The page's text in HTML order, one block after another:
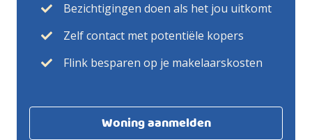
Bezichtigingen doen als het jou uitkomt
Zelf contact met potentiële kopers
Flink besparen op je makelaarskosten
Woning aanmelden